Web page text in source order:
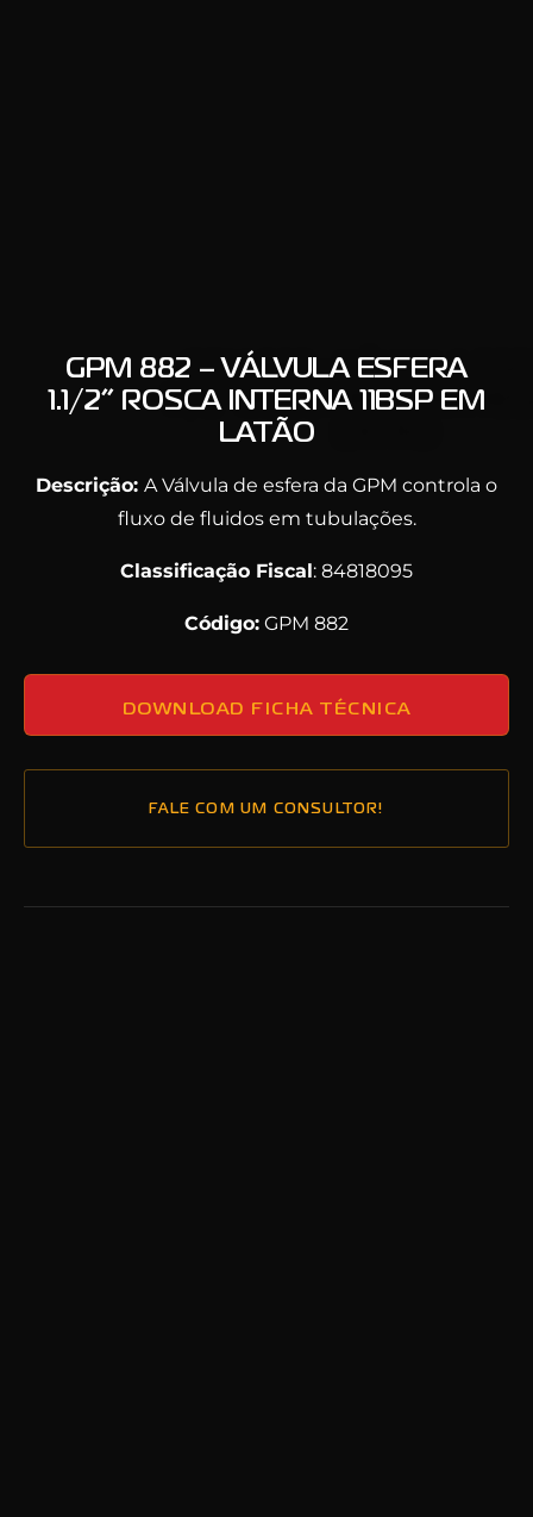
GPM 882 – VÁLVULA ESFERA
1.1/2” ROSCA INTERNA 11BSP EM
LATÃO
Descrição: A Válvula de esfera da GPM controla o
fluxo de fluidos em tubulações.
Classificação Fiscal: 84818095
Código: GPM 882
DOWNLOAD FICHA TÉCNICA
FALE COM UM CONSULTOR!